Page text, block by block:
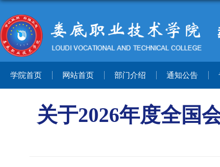
学院首页 网站首页 部门介绍 通知公告
关于2026年度全国